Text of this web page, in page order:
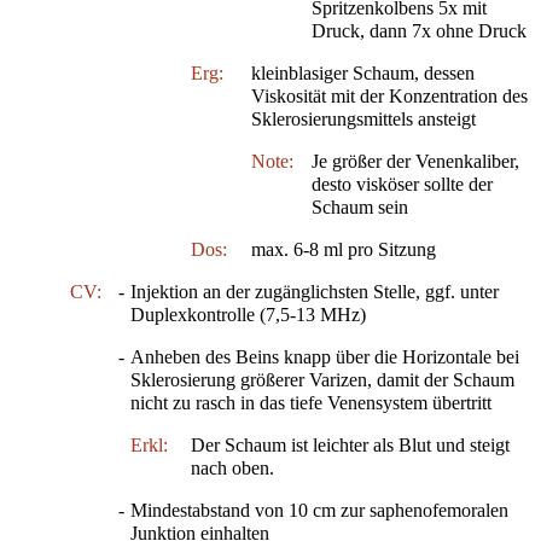
Spritzenkolbens 5x mit
Druck, dann 7x ohne Druck
Erg:
kleinblasiger Schaum, dessen
Viskosität mit der Konzentration des
Sklerosierungsmittels ansteigt
Note:
Je größer der Venenkaliber,
desto visköser sollte der
Schaum sein
Dos: max. 6-8 ml pro Sitzung
CV: - Injektion an der zugänglichsten Stelle, ggf. unter
Duplexkontrolle (7,5-13 MHz)
- Anheben des Beins knapp über die Horizontale bei
Sklerosierung größerer Varizen, damit der Schaum
nicht zu rasch in das tiefe Venensystem übertritt
Erkl:
Der Schaum ist leichter als Blut und steigt
nach oben.
- Mindestabstand von 10 cm zur saphenofemoralen
Junktion einhalten